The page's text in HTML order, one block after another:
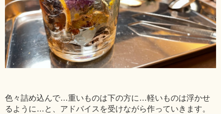
色々詰め込んで…重いものは下の方に…軽いものは浮かせ
るように…と、アドバイスを受けながら作っていきます。